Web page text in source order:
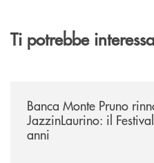
Ti potrebbe
Banca Monte Pruno
JazzinLaurino: il
anni